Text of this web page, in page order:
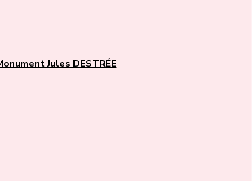
Jules DESTRÉE